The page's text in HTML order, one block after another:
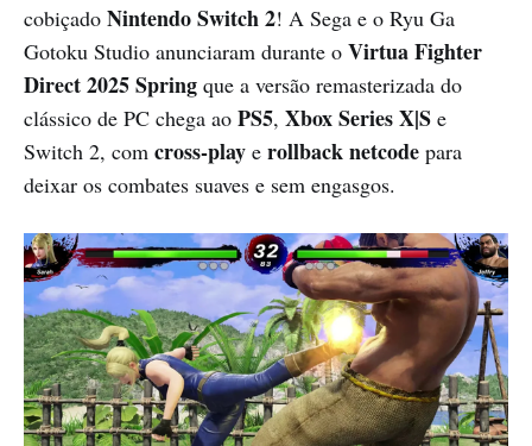
cobiçado Nintendo Switch 2! A Sega e o Ryu Ga
Gotoku Studio anunciaram durante o Virtua Fighter
Direct 2025 Spring que a versão remasterizada do
clássico de PC chega ao PS5, Xbox Series X|S e
Switch 2, com cross-play e rollback netcode para
deixar os combates suaves e sem engasgos.